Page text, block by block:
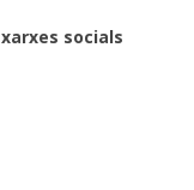
xarxes socials